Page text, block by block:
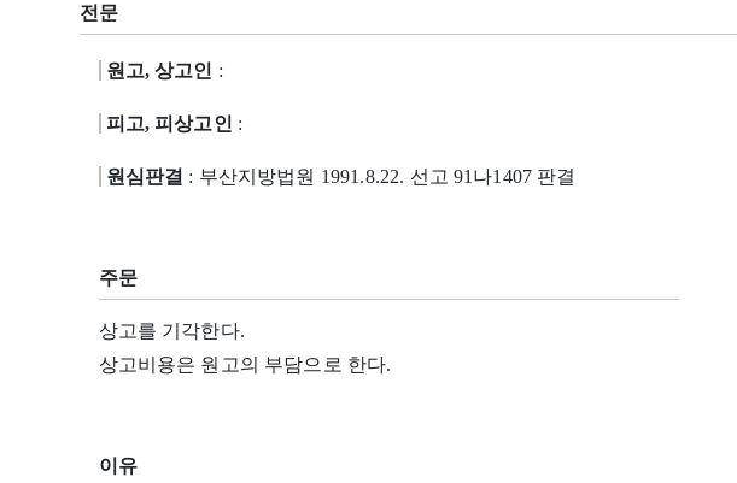
전문
원고, 상고인 :
피고, 피상고인 :
원심판결 : 부산지방법원 1991.8.22. 선고 91나1407 판결
주문
상고를 기각한다.
상고비용은 원고의 부담으로 한다.
이유